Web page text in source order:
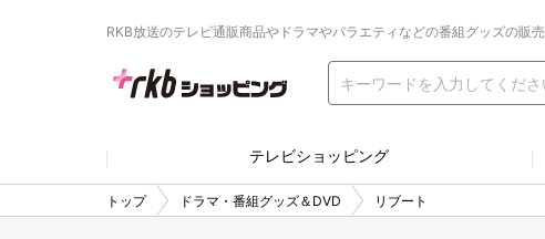
RKB放送のテレビ通販商品やドラマやバラエティなどの番組グッズの販売
テレビショッピング
トップ ドラマ・番組グッズ＆DVD リブート